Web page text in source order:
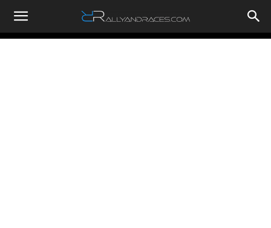
RallyandRaces.com